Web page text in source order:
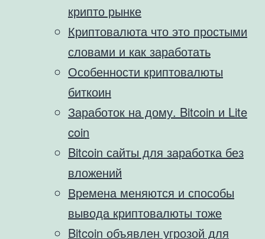
крипто рынке
Криптовалюта что это простыми
словами и как заработать
Особенности криптовалюты
биткоин
Заработок на дому. Bitcoin и Lite
coin
Bitcoin сайты для заработка без
вложений
Времена меняются и способы
вывода криптовалюты тоже
Bitcoin объявлен угрозой для